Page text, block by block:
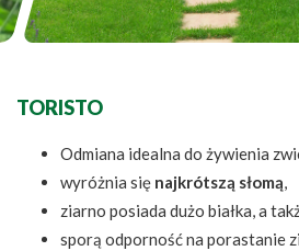
TORISTO
Odmiana idealna do żywienia
wyróżnia się najkrótszą słomą,
ziarno posiada dużo białka, a
sporą odporność na porastanie